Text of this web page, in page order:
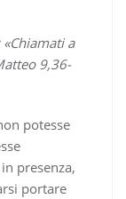
a
9,36-
potesse
presenza,
portare